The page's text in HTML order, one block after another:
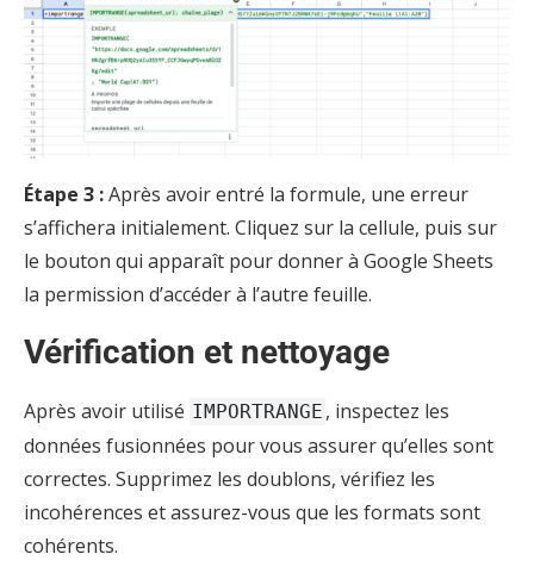
Étape 3 :Après avoir entré la formule, une erreur
s’affichera initialement. Cliquez sur la cellule, puis sur
le bouton qui apparaît pour donner à Google Sheets
la permission d’accéder à l’autre feuille.
Vérification et nettoyage
Après avoir utilisé IMPORTRANGE , inspectez les
données fusionnées pour vous assurer qu’elles sont
correctes. Supprimez les doublons, vérifiez les
incohérences et assurez-vous que les formats sont
cohérents.